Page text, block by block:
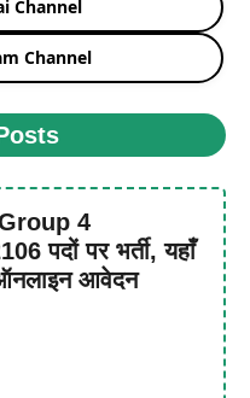
Channel
Channel
4
पदों पर भर्ती, यहाँ
आवेदन